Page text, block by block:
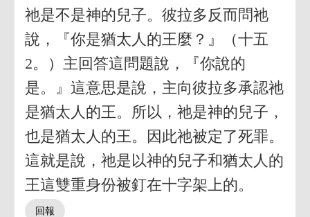
祂是不是神的兒子。彼拉多反而問祂
說，『你是猶太人的王麼？』（十五
2。）主回答這問題說，『你說的
是。』這意思是說，主向彼拉多承認祂
是猶太人的王。所以，祂是神的兒子，
也是猶太人的王。因此祂被定了死罪。
這就是說，祂是以神的兒子和猶太人的
王這雙重身份被釘在十字架上的。